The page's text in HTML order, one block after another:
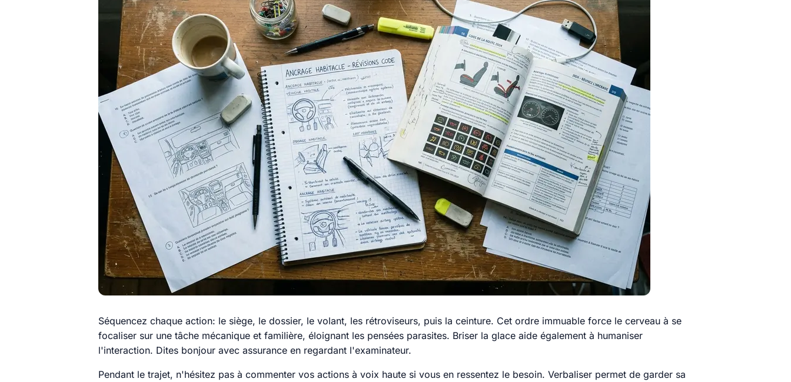
Séquencez chaque action: le siège, le dossier, le volant, les rétroviseurs, puis la ceinture. Cet ordre immuable force le cerveau à se
focaliser sur une tâche mécanique et familière, éloignant les pensées parasites. Briser la glace aide également à humaniser
l'interaction. Dites bonjour avec assurance en regardant l'examinateur.
Pendant le trajet, n'hésitez pas à commenter vos actions à voix haute si vous en ressentez le besoin. Verbaliser permet de garder sa